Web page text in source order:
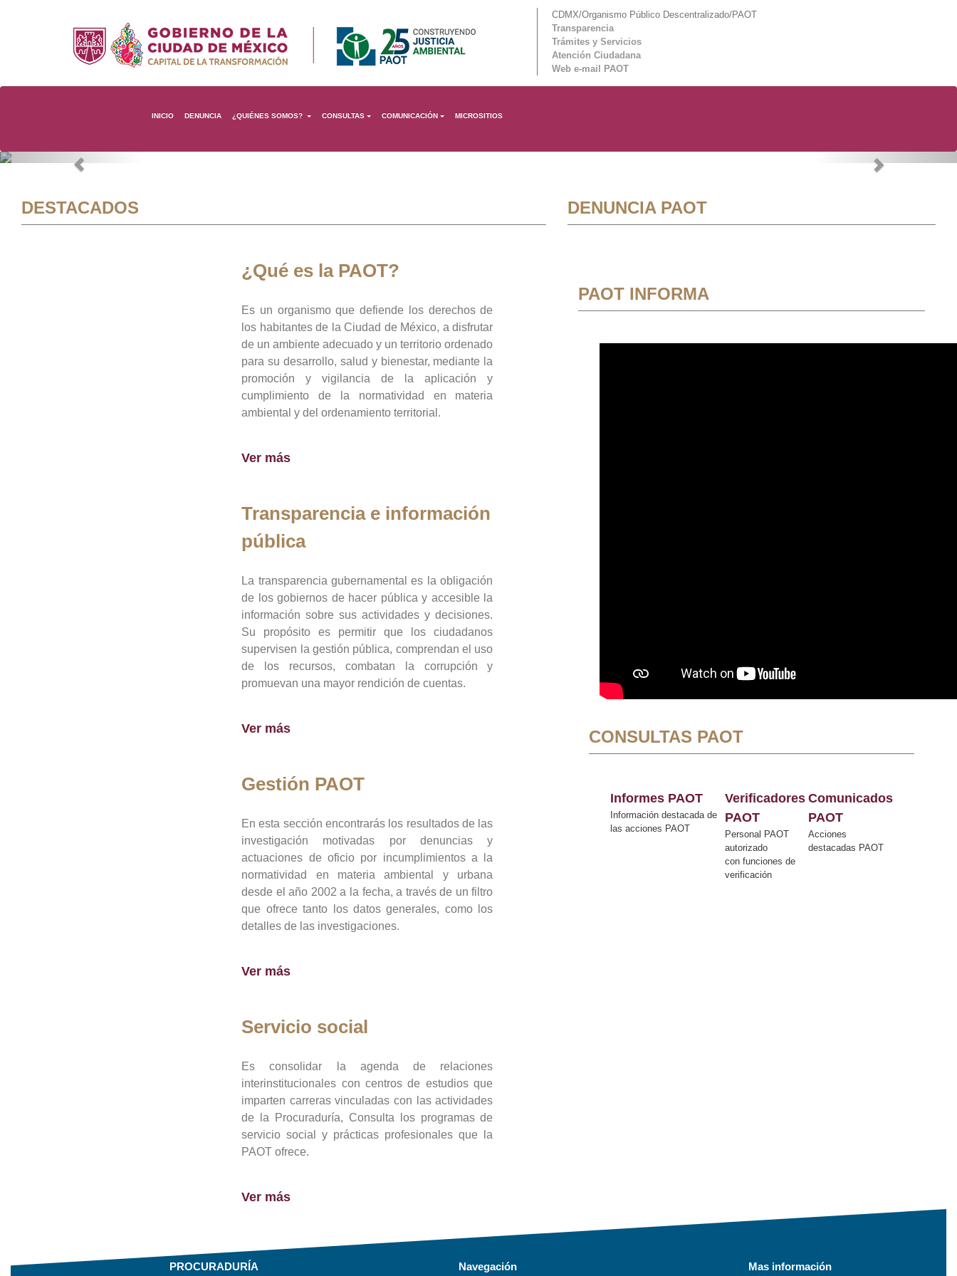
CDMX/Organismo Público Descentralizado/PAOT
Transparencia
Trámites y Servicios
Atención Ciudadana
Web e-mail PAOT
INICIO DENUNCIA ¿QUIÉNES SOMOS? CONSULTAS COMUNICACIÓN MICROSITIOS
Previous Next
DESTACADOS
¿Qué es la PAOT?
Es un organismo que defiende los derechos de
los habitantes de la Ciudad de México, a disfrutar
de un ambiente adecuado y un territorio ordenado
para su desarrollo, salud y bienestar, mediante la
promoción y vigilancia de la aplicación y
cumplimiento de la normatividad en materia
ambiental y del ordenamiento territorial.
Ver más
Transparencia e información
pública
La transparencia gubernamental es la obligación
de los gobiernos de hacer pública y accesible la
información sobre sus actividades y decisiones.
Su propósito es permitir que los ciudadanos
supervisen la gestión pública, comprendan el uso
de los recursos, combatan la corrupción y
promuevan una mayor rendición de cuentas.
Ver más
Gestión PAOT
En esta sección encontrarás los resultados de las
investigación motivadas por denuncias y
actuaciones de oficio por incumplimientos a la
normatividad en materia ambiental y urbana
desde el año 2002 a la fecha, a través de un filtro
que ofrece tanto los datos generales, como los
detalles de las investigaciones.
Ver más
Servicio social
Es consolidar la agenda de relaciones
interinstitucionales con centros de estudios que
imparten carreras vinculadas con las actividades
de la Procuraduría, Consulta los programas de
servicio social y prácticas profesionales que la
PAOT ofrece.
Ver más
DENUNCIA PAOT
PAOT INFORMA
CONSULTAS PAOT
Informes PAOT
Información destacada de
las acciones PAOT
Verificadores
PAOT
Personal PAOT
autorizado
con funciones de
verificación
Comunicados
PAOT
Acciones
destacadas PAOT
PROCURADURÍA Navegación Mas información